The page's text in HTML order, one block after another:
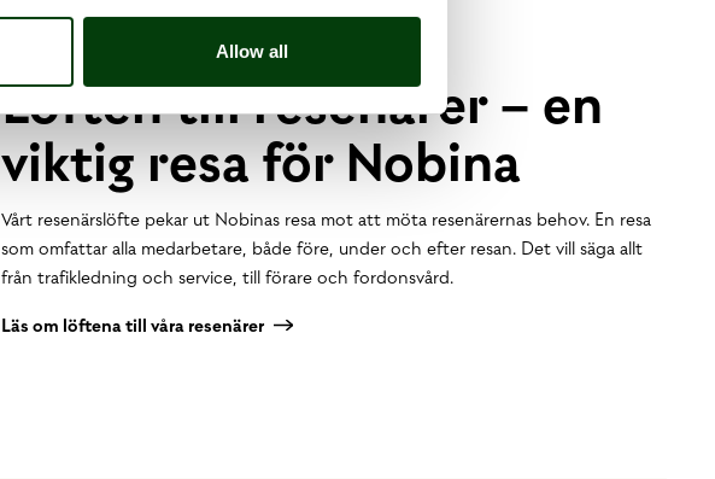
Allow all
Löften till resenärer – en
viktig resa för Nobina
Vårt resenärslöfte pekar ut Nobinas resa mot att möta resenärernas behov. En resa
som omfattar alla medarbetare, både före, under och efter resan. Det vill säga allt
från trafikledning och service, till förare och fordonsvård.
Läs om löftena till våra resenärer